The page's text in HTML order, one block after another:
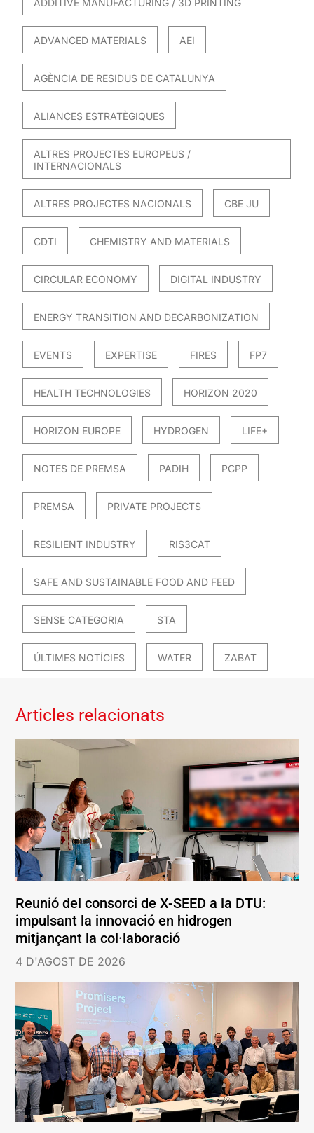
ADDITIVE MANUFACTURING / 3D PRINTING
ADVANCED MATERIALS AEI
AGÈNCIA DE RESIDUS DE CATALUNYA
ALIANCES ESTRATÈGIQUES
ALTRES PROJECTES EUROPEUS /
INTERNACIONALS
ALTRES PROJECTES NACIONALS CBE JU
CDTI CHEMISTRY AND MATERIALS
CIRCULAR ECONOMY DIGITAL INDUSTRY
ENERGY TRANSITION AND DECARBONIZATION
EVENTS EXPERTISE FIRES FP7
HEALTH TECHNOLOGIES HORIZON 2020
HORIZON EUROPE HYDROGEN LIFE+
NOTES DE PREMSA PADIH PCPP
PREMSA PRIVATE PROJECTS
RESILIENT INDUSTRY RIS3CAT
SAFE AND SUSTAINABLE FOOD AND FEED
SENSE CATEGORIA STA
ÚLTIMES NOTÍCIES WATER ZABAT
Articles relacionats
Reunió del consorci de X-SEED a la DTU:
impulsant la innovació en hidrogen
mitjançant la col·laboració
4 D'AGOST DE 2026